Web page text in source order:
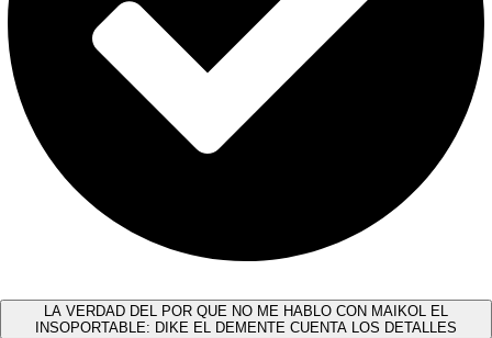
LA VERDAD DEL POR QUE NO ME HABLO CON MAIKOL EL
INSOPORTABLE: DIKE EL DEMENTE CUENTA LOS DETALLES